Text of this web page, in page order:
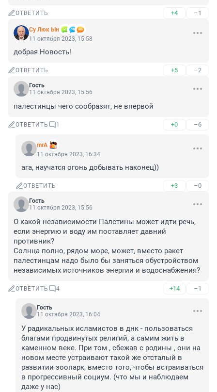
ОТВЕТИТЬ +4 –1
Су Люк Ын
11 октября 2023, 15:58
добрая Новость!
ОТВЕТИТЬ +5 –2
Гость
11 октября 2023, 15:56
палестинцы чего сообразят, не впервой
ОТВЕТИТЬ 1 +0 –6
mrA
11 октября 2023, 16:34
ага, научатся огонь добывать наконец))
ОТВЕТИТЬ +3 –0
Гость
11 октября 2023, 15:56
О какой независимости Палстины может идти речь,
если энергию и воду им поставляет давний
противник?
Солнца полно, рядом море, может, вместо ракет
палестинцам надо было бы заняться обустройством
независимых источников энергии и водоснабжения?
ОТВЕТИТЬ 4 +14 –1
Гость
11 октября 2023, 16:04
У радикальных исламистов в днк - пользоваться
благами продвинутых религий, а самим жить в
каменном веке. При том , сбежав с родины , они на
новом месте устраивают такой же отсталый в
развитии зоопарк, вместо того, чтобы встраиваться
в прогрессивный социум. (что мы и наблюдаем
даже у нас)